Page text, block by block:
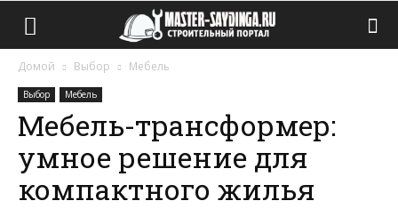
Домой Выбор Мебель
Выбор Мебель
Мебель-трансформер:
умное решение для
компактного жилья